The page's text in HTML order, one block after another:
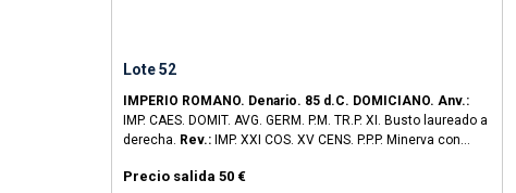
Lote 52
IMPERIO ROMANO. Denario. 85 d.C. DOMICIANO. Anv.:
IMP. CAES. DOMIT. AVG. GERM. P.M. TR.P. XI. Busto laureado a
derecha. Rev.: IMP. XXI COS. XV CENS. P.P.P. Minerva con
259; RIC-150.MBC+.
Precio salida 50 €